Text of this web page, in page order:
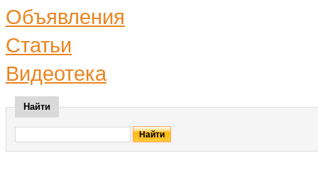
Объявления
Статьи
Видеотека
Найти